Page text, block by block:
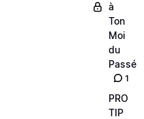
à
Ton
Moi
du
Passé
1
PRO
TIP